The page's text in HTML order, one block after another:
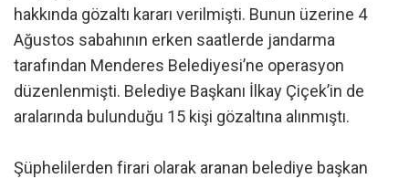
hakkında gözaltı kararı verilmişti. Bunun üzerine 4
Ağustos sabahının erken saatlerde jandarma
tarafından Menderes Belediyesi’ne operasyon
düzenlenmişti. Belediye Başkanı İlkay Çiçek’in de
aralarında bulunduğu 15 kişi gözaltına alınmıştı.
Şüphelilerden firari olarak aranan belediye başkan